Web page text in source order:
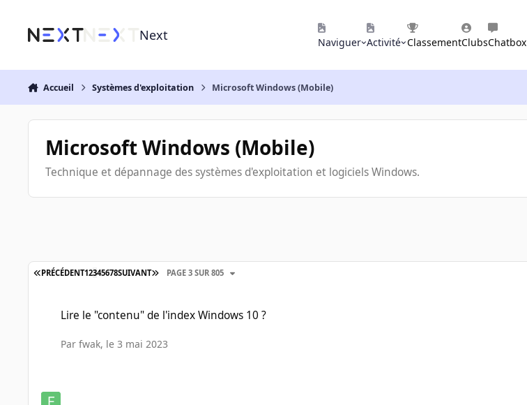
Next Naviguer Activité ClassementClubsChatbox
Accueil Systèmes d'exploitation Microsoft Windows (Mobile)
Microsoft Windows (Mobile)
Technique et dépannage des systèmes d'exploitation et logiciels Windows.
PRÉCÉDENT12345678SUIVANT PAGE 3 SUR 805
Lire le "contenu" de l'index Windows 10 ?
Parfwak, le 3 mai 2023